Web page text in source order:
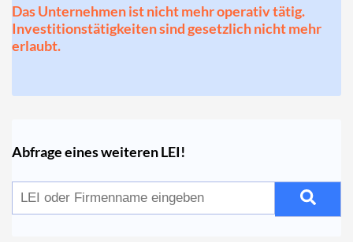
Das Unternehmen ist nicht mehr operativ tätig.
Investitionstätigkeiten sind gesetzlich nicht mehr
erlaubt.
Abfrage eines weiteren LEI!